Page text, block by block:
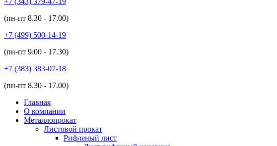
(пн-пт 8.30 - 17.00)
+7 (499) 500-14-19
(пн-пт 9:00 - 17.30)
+7 (383) 383-07-18
(пн-пт 8.30 - 17.00)
Главная
О компании
Металлопрокат
Листовой прокат
Рифленый лист